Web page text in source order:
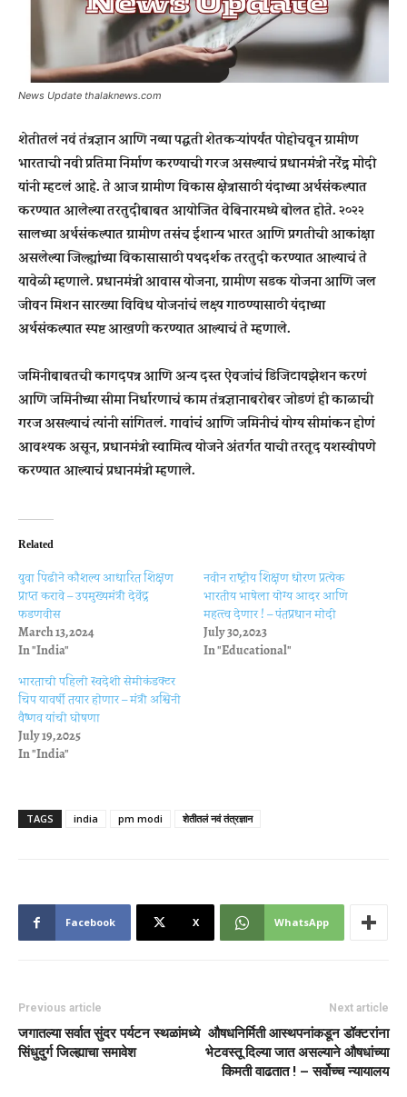
News Update thalaknews.com
शेतीतलं नवं तंत्रज्ञान आणि नव्या पद्धती शेतकऱ्यांपर्यंत पोहोचवून ग्रामीण
भारताची नवी प्रतिमा निर्माण करण्याची गरज असल्याचं प्रधानमंत्री नरेंद्र मोदी
यांनी म्हटलं आहे. ते आज ग्रामीण विकास क्षेत्रासाठी यंदाच्या अर्थसंकल्पात
करण्यात आलेल्या तरतुदींबाबत आयोजित वेबिनारमध्ये बोलत होते. २०२२
सालच्या अर्थसंकल्पात ग्रामीण तसंच ईशान्य भारत आणि प्रगतीची आकांक्षा
असलेल्या जिल्ह्यांच्या विकासासाठी पथदर्शक तरतुदी करण्यात आल्याचं ते
यावेळी म्हणाले. प्रधानमंत्री आवास योजना, ग्रामीण सडक योजना आणि जल
जीवन मिशन सारख्या विविध योजनांचं लक्ष्य गाठण्यासाठी यंदाच्या
अर्थसंकल्पात स्पष्ट आखणी करण्यात आल्याचं ते म्हणाले.
जमिनीबाबतची कागदपत्र आणि अन्य दस्त ऐवजांचं डिजिटायझेशन करणं
आणि जमिनीच्या सीमा निर्धारणाचं काम तंत्रज्ञानाबरोबर जोडणं ही काळाची
गरज असल्याचं त्यांनी सांगितलं. गावांचं आणि जमिनीचं योग्य सीमांकन होणं
आवश्यक असून, प्रधानमंत्री स्वामित्व योजने अंतर्गत याची तरतूद यशस्वीपणे
करण्यात आल्याचं प्रधानमंत्री म्हणाले.
Related
युवा पिढीने कौशल्य आधारित शिक्षण
प्राप्त करावे – उपमुख्यमंत्री देवेंद्र
फडणवीस
March 13, 2024
In "India"
नवीन राष्ट्रीय शिक्षण धोरण प्रत्येक
भारतीय भाषेला योग्य आदर आणि
महत्त्व देणार ! – पंतप्रधान मोदी
July 30, 2023
In "Educational"
भारताची पहिली स्वदेशी सेमीकंडक्टर
चिप यावर्षी तयार होणार – मंत्री अश्विनी
वैष्णव यांची घोषणा
July 19, 2025
In "India"
TAGS india pm modi शेतीतलं नवं तंत्रज्ञान
Facebook X WhatsApp
Previous article
जगातल्या सर्वात सुंदर पर्यटन स्थळांमध्ये
सिंधुदुर्ग जिल्ह्याचा समावेश
Next article
औषधनिर्मिती आस्थपनांकडून डॉक्टरांना
भेटवस्तू दिल्या जात असल्याने औषधांच्या
किमती वाढतात ! – सर्वोच्च न्यायालय